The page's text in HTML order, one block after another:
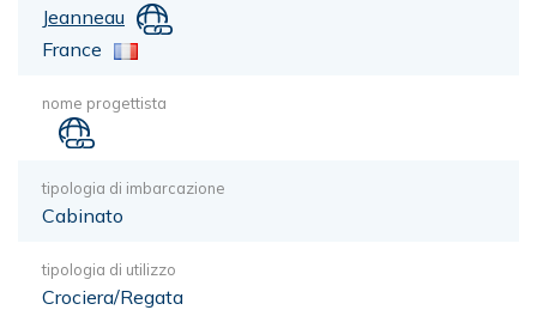
Jeanneau
France
nome progettista
tipologia di imbarcazione
Cabinato
tipologia di utilizzo
Crociera/Regata